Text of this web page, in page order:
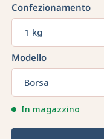
Confezionamento
1 kg
Modello
Borsa
In magazzino